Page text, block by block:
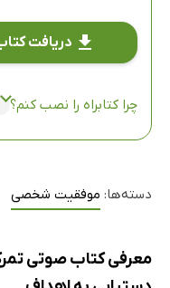
دریافت
چرا کتابراه را نصب کنم؟
دسته‌ها: موفقیت شخصی
معرفی کتاب صوتی